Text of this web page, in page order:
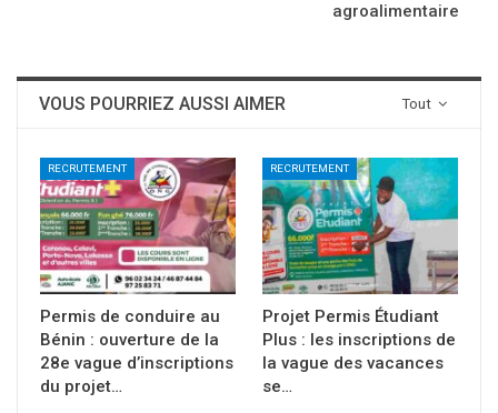
agroalimentaire
Tout
VOUS POURRIEZ AUSSI AIMER
RECRUTEMENT
Permis de conduire au
Bénin : ouverture de la
28e vague d’inscriptions
du projet…
RECRUTEMENT
Projet Permis Étudiant
Plus : les inscriptions de
la vague des vacances
se…